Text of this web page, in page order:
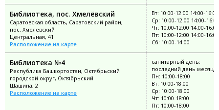
Библиотека, пос. Хмелёвский
Саратовская область, Саратовский район,
пос. Хмелевский
Центральная, 41
Расположение на карте
Вт: 10:00-12:00 14:00-16:00
Ср: 10:00-12:00 14:00-16:00
Чт: 10:00-12:00 14:00-16:00
Пт: 10:00-12:00 14:00-16:00
Сб: 10:00-14:00
Библиотека №4
Республика Башкортостан, Октябрьский
городской округ, Октябрьский
Шашина, 2
Расположение на карте
санитарный день:
последний день месяца
Пн: 10:00-18:00
Вт: 10:00-18:00
Ср: 10:00-18:00
Чт: 10:00-18:00
Пт: 10:00-18:00